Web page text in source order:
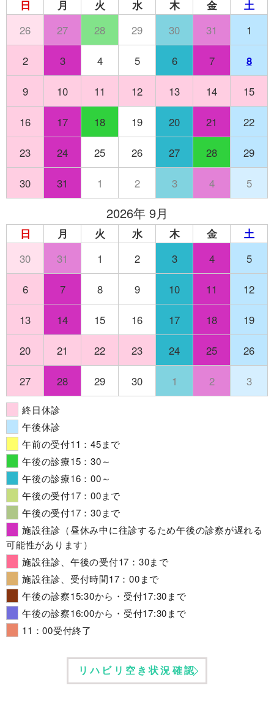
日 月 火 水 木 金
土
26
27 28 29 30 31 1
2 3 4 5 6 7 8
9 10 11 12 13 14 15
16 17 18 19 20 21 22
23 24 25 26 27 28 29
30 31 1 2 3 4 5
2026年 9月
日 月 火 水 木 金
土
30
31 1 2 3 4 5
6 7 8 9 10 11 12
13 14 15 16 17 18 19
20 21 22 23 24 25 26
27 28 29 30 1 2 3
終日休診
午後休診
午前の受付11：45まで
午後の診療15：30～
午後の診療16：00～
午後の受付17：00まで
午後の受付17：30まで
施設往診（昼休み中に往診するため午後の診察が遅れる
可能性があります）
施設往診、午後の受付17：30まで
施設往診、受付時間17：00まで
午後の診察15:30から・受付17:30まで
午後の診察16:00から・受付17:30まで
11：00受付終了
リハビリ空き状況確認